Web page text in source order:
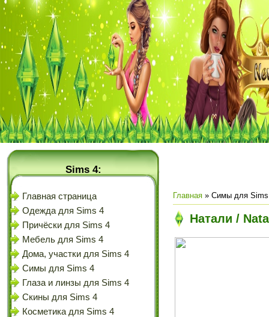
Sims 4:
Главная страница
Одежда для Sims 4
Причёски для Sims 4
Мебель для Sims 4
Дома, участки для Sims 4
Симы для Sims 4
Глаза и линзы для Sims 4
Скины для Sims 4
Косметика для Sims 4
Главная » Симы для
Натали /